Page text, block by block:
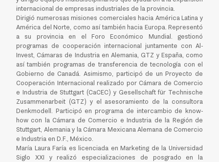
internacional de empresas industriales de la provincia.
Dirigió numerosas misiones comerciales hacia América Latina y
América del Norte, como así también hacia Europa. Representó
a su provincia en el Foro Económico Mundial. gestionó
programas de cooperación internacional juntamente con Al-
Invest, Cámaras de Industria en Alemania, GTZ y España, como
así también programas de transferencia de tecnología con el
Gobierno de Canadá. Asimismo, participó de un Proyecto de
Cooperación Internacional realizado por Cámara de Comercio
e Industria de Stuttgart (CaCEC) y Gesellschaft für Technische
Zusammenarbeit (GTZ) y el asesoramiento de la consultora
Denkmodell. Participó en programa de intercambio de know-
how con la Cámara de Comercio e Industria de la Región de
Stuttgart, Alemania y la Cámara Mexicana Alemana de Comercio
e Industria en D.F., México.
María Laura Faría es licenciada en Marketing de la Universidad
Siglo XXI y realizó especializaciones de posgrado en la